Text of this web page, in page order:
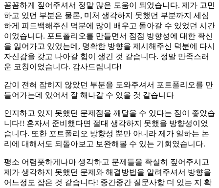
꼼꼼하게 짚어주셔서 정말 많은 도움이 되었습니다. 제가 고민
하고 있던 부분은 물론, 미처 생각하지 못했던 부분까지 세심
하게 피드백해주신 덕분에 많이 배우고 돌아갈 수 있었던 시간
이었습니다. 포트폴리오를 만들면서 점점 방향성에 대한 확신
을 잃어가고 있었는데, 명확한 방향을 제시해주신 덕분에 다시
자신감을 갖고 나아갈 힘이 생긴 것 같습니다. 정말 만족스러
운 코칭이었습니다. 감사드립니다!
감이 전혀 잡히지 않았던 부분을 도와주셔서 포트폴리오를 만
들어가는데 있어서 잘 해나갈 수 있을 것 같습니다
인지하고 있지 못했던 문제점을 깨달을 수 있다는 점이 좋았습
니다!! 혼자서 준비했다면 절대 생각하지 못했을 방향성이었
습니다. 또한 포트폴리오 방향성 뿐만 아니라 제가 일하는 논
리에 대해서도 되돌아보고 보완해볼 수 있는 기회였습니다.
평소 어렴풋하게나마 생각하고 문제들을 확실히 짚어주시고
제가 생각하지 못했던 문제와 해결방법을 알려주셔서 방향을
어느정도 잡은 것 같습니다! 중간중간 질문사항 더 있는 지 확